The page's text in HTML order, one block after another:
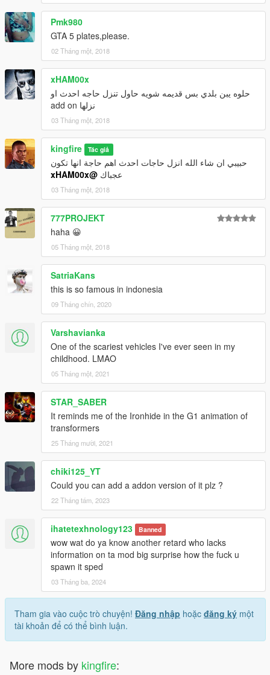
Pmk980
GTA 5 plates,please.
02 Tháng một, 2018
xHAM00x
حلوه يبن بلدي بس قديمه شويه حاول تنزل حاجه احدث او
نزلها add on
03 Tháng một, 2018
kingfire Tác giả
حبيبي ان شاء الله انزل حاجات احدث اهم حاجة انها تكون
عجباك @xHAM00x
03 Tháng một, 2018
777PROJEKT
haha 😀
05 Tháng một, 2018
SatriaKans
this is so famous in indonesia
09 Tháng chín, 2020
Varshavianka
One of the scariest vehicles I've ever seen in my
childhood. LMAO
05 Tháng một, 2021
STAR_SABER
It reminds me of the Ironhide in the G1 animation of
transformers
25 Tháng mười, 2021
chiki125_YT
Could you can add a addon version of it plz ?
22 Tháng tám, 2023
ihatetexhnology123 Banned
wow wat do ya know another retard who lacks
information on ta mod big surprise how the fuck u
spawn it sped
03 Tháng ba, 2024
Tham gia vào cuộc trò chuyện! Đăng nhập hoặc đăng ký một
tài khoản để có thể bình luận.
More mods by kingfire: